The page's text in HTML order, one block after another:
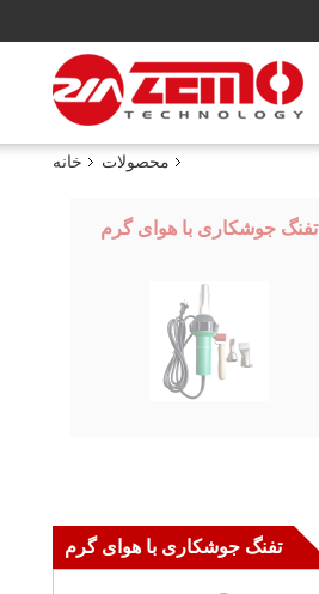
خانه محصولات
تفنگ جوشکاری با هوای گرم
تفنگ جوشکاری با هوای گرم